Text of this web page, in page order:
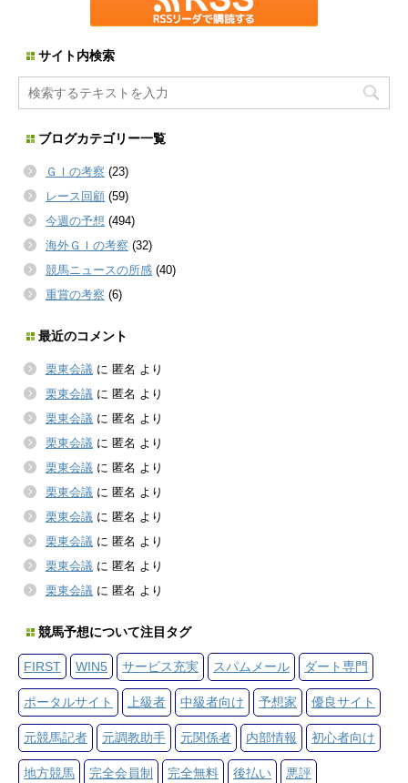
サイト内検索
ブログカテゴリー一覧
ＧＩの考察 (23)
レース回顧 (59)
今週の予想 (494)
海外ＧＩの考察 (32)
競馬ニュースの所感 (40)
重賞の考察 (6)
最近のコメント
栗東会議 に 匿名 より
栗東会議 に 匿名 より
栗東会議 に 匿名 より
栗東会議 に 匿名 より
栗東会議 に 匿名 より
栗東会議 に 匿名 より
栗東会議 に 匿名 より
栗東会議 に 匿名 より
栗東会議 に 匿名 より
栗東会議 に 匿名 より
競馬予想について注目タグ
FIRST WIN5 サービス充実 スパムメール ダート専門
ポータルサイト 上級者 中級者向け 予想家 優良サイト
元競馬記者 元調教助手 元関係者 内部情報 初心者向け
地方競馬 完全会員制 完全無料 後払い 悪評